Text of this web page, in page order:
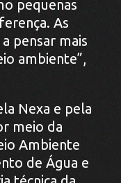
pequenas
As
pensar mais
ambiente”,
Nexa e pela
meio da
Ambiente
de Água e